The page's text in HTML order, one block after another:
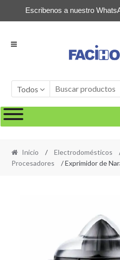
Escribenos a nuestro
Ir
Ir
Todos
Inicio / Electrodomésticos
Procesadores
/ Exprimidor de